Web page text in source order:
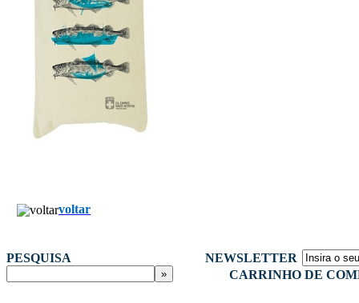
voltar
PESQUISA
NEWSLETTER
CARRINHO DE